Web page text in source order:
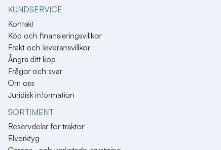
KUNDSERVICE
Kontakt
Köp och finansieringsvillkor
Frakt och leveransvillkor
Ångra ditt köp
Frågor och svar
Om oss
Juridisk information
SORTIMENT
Reservdelar för traktor
Elverktyg